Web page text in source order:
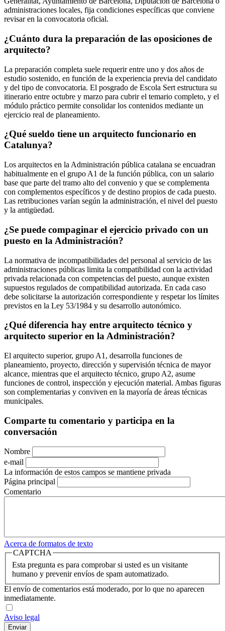
administraciones locales, fija condiciones específicas que conviene
revisar en la convocatoria oficial.
¿Cuánto dura la preparación de las oposiciones de
arquitecto?
La preparación completa suele requerir entre uno y dos años de
estudio sostenido, en función de la experiencia previa del candidato
y del tipo de convocatoria. El posgrado de Escola Sert estructura su
itinerario entre octubre y marzo para cubrir el temario completo, y el
módulo práctico permite consolidar los contenidos mediante un
ejercicio real de planeamiento.
¿Qué sueldo tiene un arquitecto funcionario en
Catalunya?
Los arquitectos en la Administración pública catalana se encuadran
habitualmente en el grupo A1 de la función pública, con un salario
base que parte del tramo alto del convenio y que se complementa
con complementos específicos y de destino propios de cada puesto.
Las retribuciones varían según la administración, el nivel del puesto
y la antigüedad.
¿Se puede compaginar el ejercicio privado con un
puesto en la Administración?
La normativa de incompatibilidades del personal al servicio de las
administraciones públicas limita la compatibilidad con la actividad
privada relacionada con competencias del puesto, aunque existen
supuestos regulados de compatibilidad autorizada. En cada caso
debe solicitarse la autorización correspondiente y respetar los límites
previstos en la Ley 53/1984 y su desarrollo autonómico.
¿Qué diferencia hay entre arquitecto técnico y
arquitecto superior en la Administración?
El arquitecto superior, grupo A1, desarrolla funciones de
planeamiento, proyecto, dirección y supervisión técnica de mayor
alcance, mientras que el arquitecto técnico, grupo A2, asume
funciones de control, inspección y ejecución material. Ambas figuras
son complementarias y conviven en la mayoría de áreas técnicas
municipales.
Comparte tu comentario y participa en la
conversación
Nombre
e-mail
La información de estos campos se mantiene privada
Página principal
Comentario
Acerca de formatos de texto
CAPTCHA
Esta pregunta es para comprobar si usted es un visitante
humano y prevenir envíos de spam automatizado.
El envío de comentarios está moderado, por lo que no aparecen
inmediatamente.
Aviso legal